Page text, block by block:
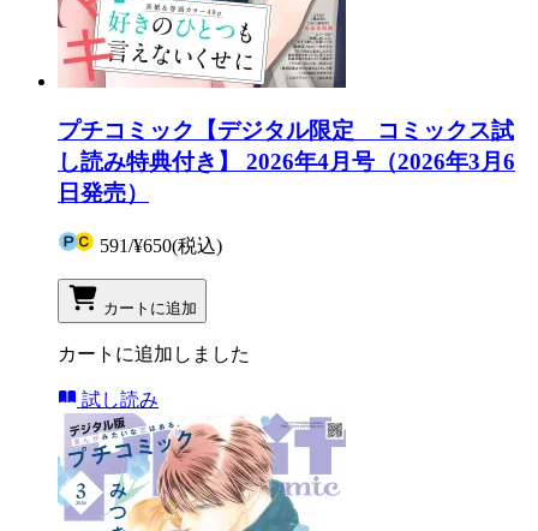
プチコミック【デジタル限定 コミックス試
し読み特典付き】 2026年4月号（2026年3月6
日発売）
591/¥650(税込)
カートに追加
カートに追加しました
試し読み